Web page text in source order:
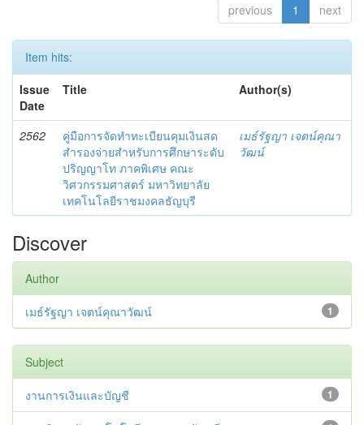
previous 1 next
Item hits:
Issue
Date
Title Author(s)
2562
คู่มือการจัดทำทะเบียนคุมเงินสด
สำรองจ่ายสำหรับการศึกษาระดับ
ปริญญาโท ภาคพิเศษ คณะ
วิศวกรรมศาสตร์ มหาวิทยาลัย
เทคโนโลยีราชมงคลธัญบุรี
เมธ์รัฐญา เจตน์คุณา
วัฒน์
Discover
Author
1
เมธ์รัฐญา เจตน์คุณาวัฒน์
Subject
1
งานการเงินและบัญชี